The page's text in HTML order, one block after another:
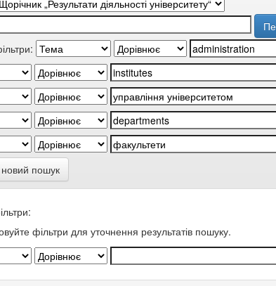
пошук
фільтри для уточнення результатів пошуку.